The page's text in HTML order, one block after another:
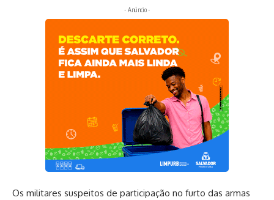
- Anúncio -
Os militares suspeitos de participação no furto das armas